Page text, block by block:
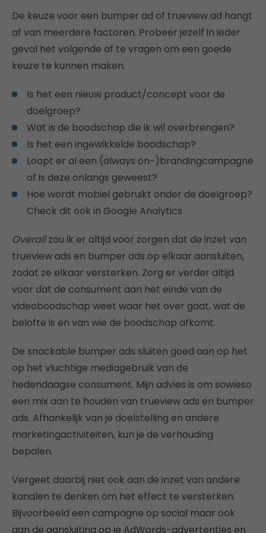
De keuze voor een bumper ad of trueview ad hangt
af van meerdere factoren. Probeer jezelf in ieder
geval het volgende af te vragen om een goede
keuze te kunnen maken.
Is het een nieuw product/concept voor de
doelgroep?
Wat is de boodschap die ik wil overbrengen?
Is het een ingewikkelde boodschap?
Loopt er al een (always on-)brandingcampagne
of is deze onlangs geweest?
Hoe wordt mobiel gebruikt onder de doelgroep?
Check dit ook in Google Analytics
Overallzou ik er altijd voor zorgen dat de inzet van
trueview ads en bumper ads op elkaar aansluiten,
zodat ze elkaar versterken. Zorg er verder altijd
voor dat de consument aan het einde van de
videoboodschap weet waar het over gaat, wat de
belofte is en van wie de boodschap afkomt.
De snackable bumper ads sluiten goed aan op het
op het vluchtige mediagebruik van de
hedendaagse consument. Mijn advies is om sowieso
een mix aan te houden van trueview ads en bumper
ads. Afhankelijk van je doelstelling en andere
marketingactiviteiten, kun je de verhouding
bepalen.
Vergeet daarbij niet ook aan de inzet van andere
kanalen te denken om het effect te versterken.
Bijvoorbeeld een campagne op social maar ook
aan de aansluiting op je AdWords-advertenties en